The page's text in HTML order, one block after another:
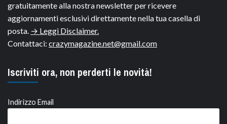
gratuitamente alla nostra newsletter per ricevere
aggiornamenti esclusivi direttamente nella tua casella di
posta. → Leggi Disclaimer.
Contattaci: crazymagazine.net@gmail.com
Iscriviti ora, non perderti le novità!
Indirizzo Email